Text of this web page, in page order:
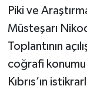
Piki ve
Müsteşarı
Toplantının
coğrafi konumu
Kıbrıs’ın